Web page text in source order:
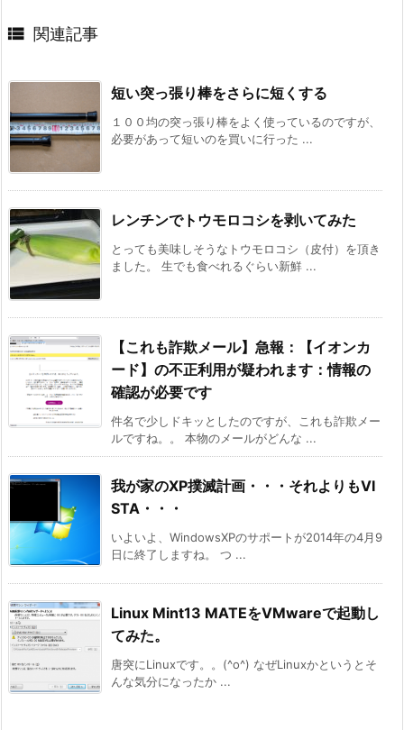
 関連記事
短い突っ張り棒をさらに短くする
１００均の突っ張り棒をよく使っているのですが、
必要があって短いのを買いに行った ...
レンチンでトウモロコシを剥いてみた
とっても美味しそうなトウモロコシ（皮付）を頂き
ました。 生でも食べれるぐらい新鮮 ...
【これも詐欺メール】急報：【イオンカ
ード】の不正利用が疑われます：情報の
確認が必要です
件名で少しドキッとしたのですが、これも詐欺メー
ルですね。。 本物のメールがどんな ...
我が家のXP撲滅計画・・・それよりもVI
STA・・・
いよいよ、WindowsXPのサポートが2014年の4月9
日に終了しますね。 つ ...
Linux Mint13 MATEをVMwareで起動し
てみた。
唐突にLinuxです。。(^o^) なぜLinuxかというとそ
んな気分になったか ...